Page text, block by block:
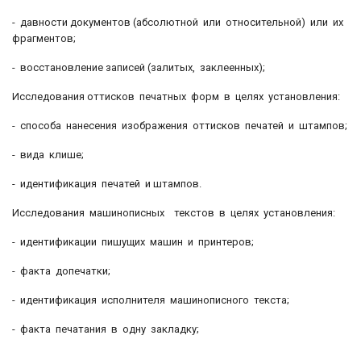
- давности документов (абсолютной или относительной) или их
фрагментов;
- восстановление записей (залитых, заклеенных);
Исследования оттисков печатных форм в целях установления:
- способа нанесения изображения оттисков печатей и штампов;
- вида клише;
- идентификация печатей и штампов.
Исследования машинописных текстов в целях установления:
- идентификации пишущих машин и принтеров;
- факта допечатки;
- идентификация исполнителя машинописного текста;
- факта печатания в одну закладку;